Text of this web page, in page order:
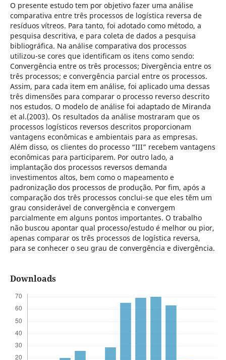
O presente estudo tem por objetivo fazer uma análise
comparativa entre três processos de logística reversa de
resíduos vítreos. Para tanto, foi adotado como método, a
pesquisa descritiva, e para coleta de dados a pesquisa
bibliográfica. Na análise comparativa dos processos
utilizou-se cores que identificam os itens como sendo:
Convergência entre os três processos; Divergência entre os
três processos; e convergência parcial entre os processos.
Assim, para cada item em análise, foi aplicado uma dessas
três dimensões para comparar o processo reverso descrito
nos estudos. O modelo de análise foi adaptado de Miranda
et al.(2003). Os resultados da análise mostraram que os
processos logísticos reversos descritos proporcionam
vantagens econômicas e ambientais para as empresas.
Além disso, os clientes do processo “III” recebem vantagens
econômicas para participarem. Por outro lado, a
implantação dos processos reversos demanda
investimentos altos, bem como o mapeamento e
padronização dos processos de produção. Por fim, após a
comparação dos três processos conclui-se que eles têm um
grau considerável de convergência e convergem
parcialmente em alguns pontos importantes. O trabalho
não buscou apontar qual processo/estudo é melhor ou pior,
apenas comparar os três processos de logística reversa,
para se conhecer o seu grau de convergência e divergência.
Downloads